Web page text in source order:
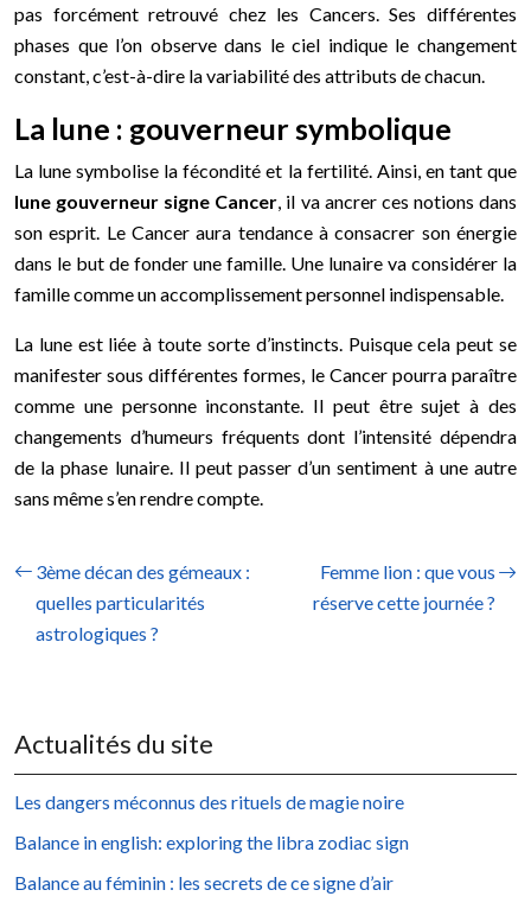
pas forcément retrouvé chez les Cancers. Ses différentes
phases que l’on observe dans le ciel indique le changement
constant, c’est-à-dire la variabilité des attributs de chacun.
La lune : gouverneur symbolique
La lune symbolise la fécondité et la fertilité. Ainsi, en tant que
lune gouverneur signe Cancer, il va ancrer ces notions dans
son esprit. Le Cancer aura tendance à consacrer son énergie
dans le but de fonder une famille. Une lunaire va considérer la
famille comme un accomplissement personnel indispensable.
La lune est liée à toute sorte d’instincts. Puisque cela peut se
manifester sous différentes formes, le Cancer pourra paraître
comme une personne inconstante. Il peut être sujet à des
changements d’humeurs fréquents dont l’intensité dépendra
de la phase lunaire. Il peut passer d’un sentiment à une autre
sans même s’en rendre compte.
3ème décan des gémeaux :
quelles particularités
astrologiques ?
Femme lion : que vous
réserve cette journée ?
Actualités du site
Les dangers méconnus des rituels de magie noire
Balance in english: exploring the libra zodiac sign
Balance au féminin : les secrets de ce signe d’air